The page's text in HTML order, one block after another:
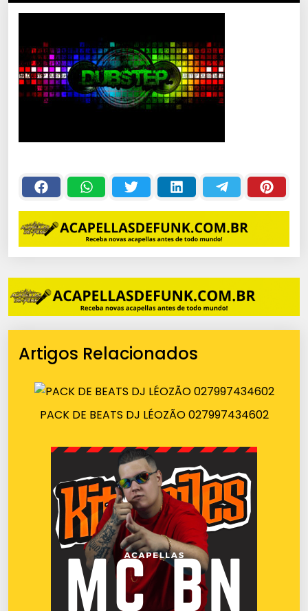
Artigos Relacionados
PACK DE BEATS DJ LÉOZÃO 027997434602